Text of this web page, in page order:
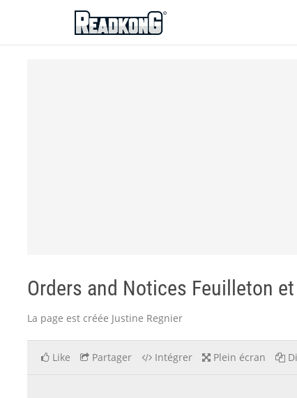
ReadkonG
Orders and Notices Feuilleton
La page est créée Justine Regnier
Like Partager Intégrer Plein écran